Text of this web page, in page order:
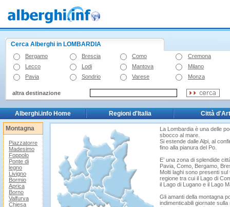
Cerca Alberghi in LOMBARDIA
Bergamo Brescia Como
Cremona
Lecco
Lodi Mantova
Milano
Pavia
Sondrio Varese Monza
altra destinazione
Alberghi.info Home Regioni d'Italia Città
Montagna
Piazzatorre
Madesimo
Foppolo
Ponte di
legno
Livigno
Bormio
Aprica
Borno
Valfurva
Chiesa
La Lombardia è una delle
sbocco al mare.
Si estende dalle Alpi, al
fino alla pianura del Po.
E’ una zona di splendide
Pavia, Como, Bergamo,
Molti laghi sono presenti
regione tra cui il Lago di
il Lago di Lugano e il Lago
Gli amanti della montagna
indimenticabili giornate sulla